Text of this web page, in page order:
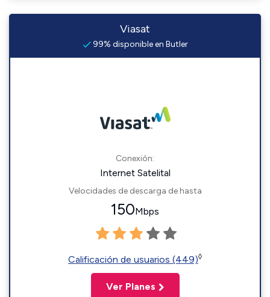
Viasat
99% disponible en Butler
Conexión:
Internet Satelital
Velocidades de descarga de hasta
150Mbps
Calificación de usuarios (449)◊
Ver Planes